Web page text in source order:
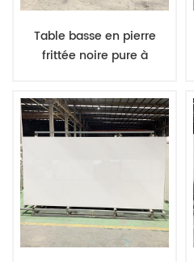
Table basse en pierre
frittée noire pure à
de porcelaine, prix de
gros